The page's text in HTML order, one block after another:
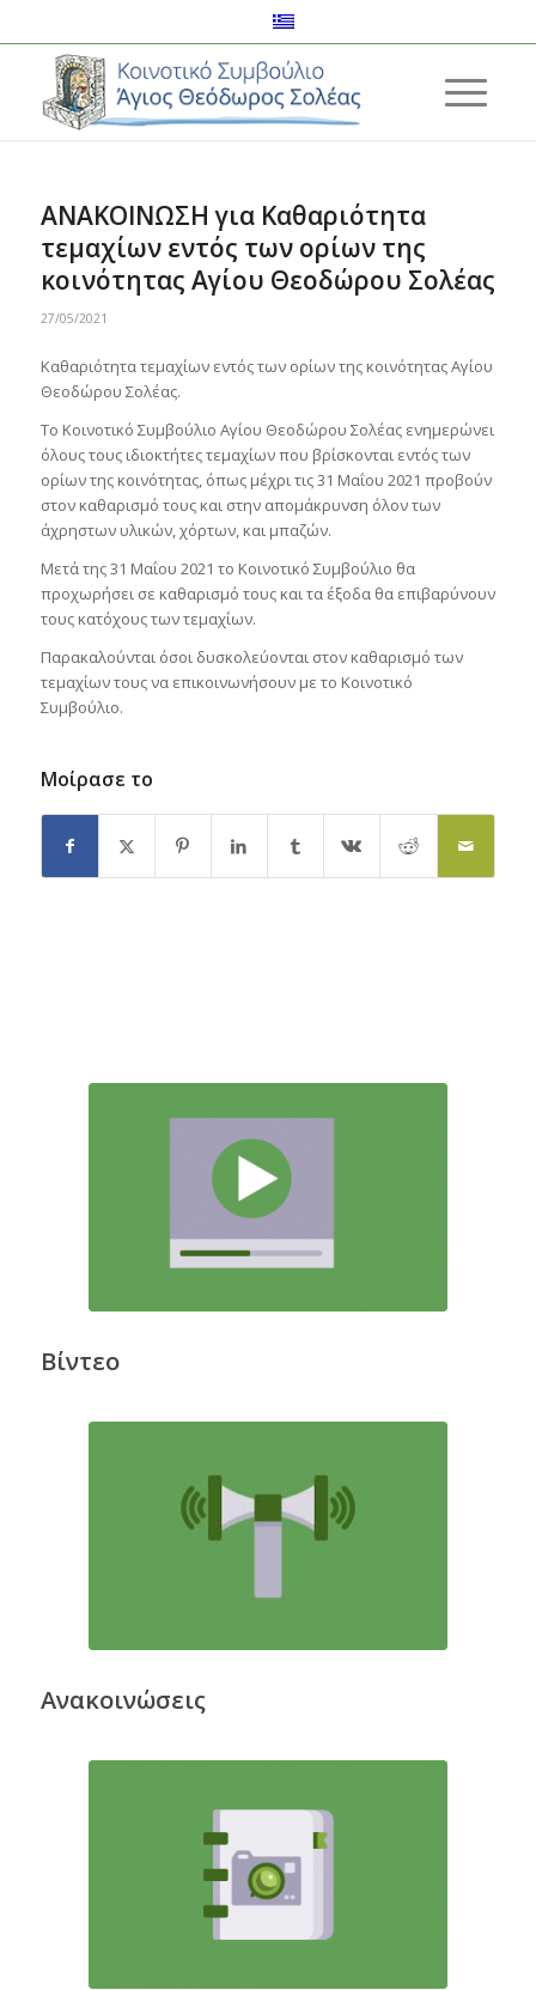
ΑΝΑΚΟΙΝΩΣΗ για Καθαριότητα
τεμαχίων εντός των ορίων της
κοινότητας Αγίου Θεοδώρου Σολέας
27/05/2021
Καθαριότητα τεμαχίων εντός των ορίων της κοινότητας Αγίου
Θεοδώρου Σολέας.
Το Κοινοτικό Συμβούλιο Αγίου Θεοδώρου Σολέας ενημερώνει
όλους τους ιδιοκτήτες τεμαχίων που βρίσκονται εντός των
ορίων της κοινότητας, όπως μέχρι τις 31 Μαΐου 2021 προβούν
στον καθαρισμό τους και στην απομάκρυνση όλον των
άχρηστων υλικών, χόρτων, και μπαζών.
Μετά της 31 Μαΐου 2021 το Κοινοτικό Συμβούλιο θα
προχωρήσει σε καθαρισμό τους και τα έξοδα θα επιβαρύνουν
τους κατόχους των τεμαχίων.
Παρακαλούνται όσοι δυσκολεύονται στον καθαρισμό των
τεμαχίων τους να επικοινωνήσουν με το Κοινοτικό
Συμβούλιο.
Μοίρασε το
Βίντεο
Ανακοινώσεις